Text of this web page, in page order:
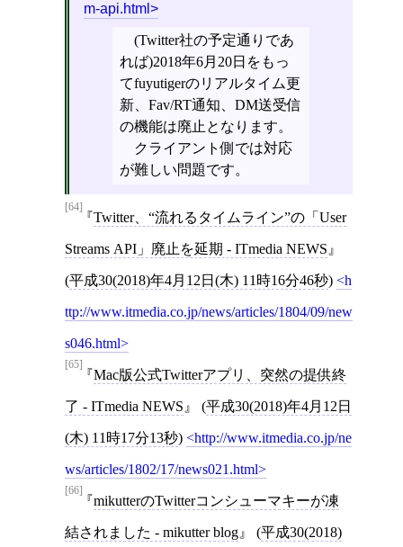
m-api.html
(Twitter社の予定通りであ
れば)2018年6月20日をもっ
てfuyutigerのリアルタイム更
新、Fav/RT通知、DM送受信
の機能は廃止となります。
クライアント側では対応
が難しい問題です。
[64]
Twitter、“流れるタイムライン”の「User
Streams API」廃止を延期 - ITmedia NEWS
(平成30(2018)年4月12日(木) 11時16分46秒) h
ttp://www.itmedia.co.jp/news/articles/1804/09/new
s046.html
[65]
Mac版公式Twitterアプリ、突然の提供終
了 - ITmedia NEWS (平成30(2018)年4月12日
(木) 11時17分13秒) http://www.itmedia.co.jp/ne
ws/articles/1802/17/news021.html
[66]
mikutterのTwitterコンシューマキーが凍
結されました - mikutter blog (平成30(2018)